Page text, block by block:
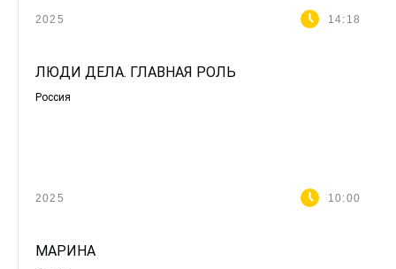
2025 14:18
ЛЮДИ ДЕЛА. ГЛАВНАЯ РОЛЬ
Россия
2025 10:00
МАРИНА